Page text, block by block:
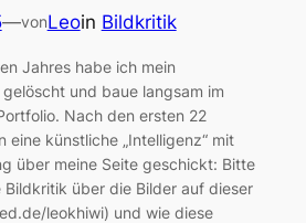
—vonLeoin Bildkritik
Jahres habe ich mein
und baue langsam im
Nach den ersten 22
eine künstliche „Intelligenz“ mit
über meine Seite geschickt: Bitte
Bildkritik über die Bilder auf dieser
leokhiwi) und wie diese